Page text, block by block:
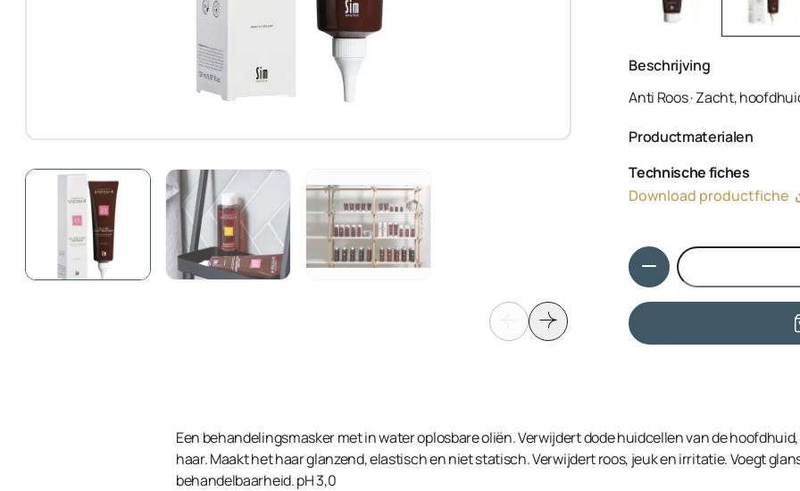
Beschrijving
Anti Roos · Zacht,
Productmaterialen
Hydroxyethylmonium
Olamine, Rosmarinus
Menthol, Sorbitol.
Technische fiches
Download productfiche
Hoeveelheid
Een behandelingsmasker met in water oplosbare oliën. Verwijdert dode huidcellen van de
haar. Maakt het haar glanzend, elastisch en niet statisch. Verwijdert roos, jeuk en irritatie. Voegt
behandelbaarheid. pH 3,0